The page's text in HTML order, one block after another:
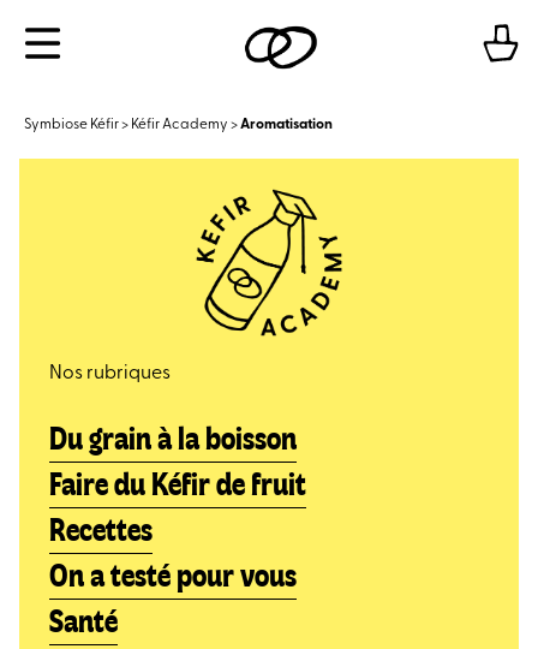
Symbiose Kéfir> Kéfir Academy >Aromatisation
Nos rubriques
Du grain à la boisson
Faire du Kéfir de fruit
Recettes
On a testé pour vous
Santé